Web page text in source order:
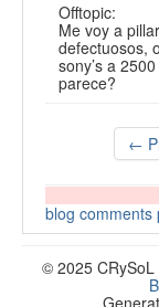
Offtopic:
Me voy a
defectuosos,
sony’s a
parece?
←
blog comments
© 2025